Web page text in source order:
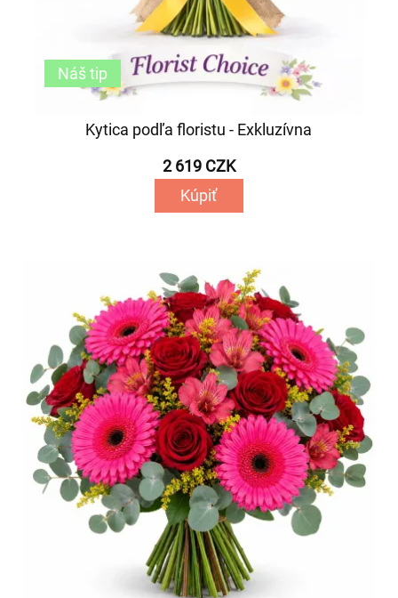
Kytica podľa floristu - Exkluzívna
2 619 CZK
Kúpiť
Náš tip